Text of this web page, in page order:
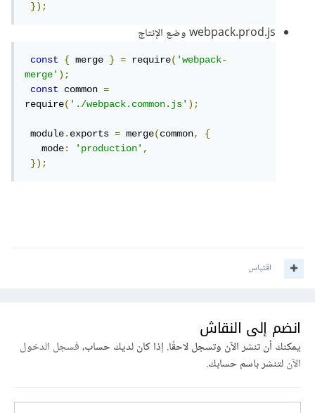
});
webpack.prod.js وضع الإنتاج
const { merge } = require('webpack-
merge');
const
common =
require('./webpack.common.js');
module.exports = merge(common,
{
   mode
: 'production',
});
اقتباس
انضم إلى النقاش
يمكنك أن تنشر الآن وتسجل لاحقًا. إذا كان لديك حساب،فسجل الدخول
الآنلتنشر باسم حسابك.